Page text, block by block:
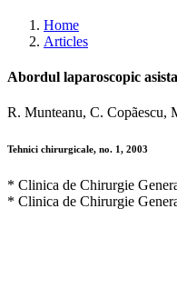
Home
Articles
Abordul laparoscopic
R. Munteanu, C. Copãescu,
Tehnici chirurgicale, no. 1, 2003
* Clinica de Chirurgie
* Clinica de Chirurgie